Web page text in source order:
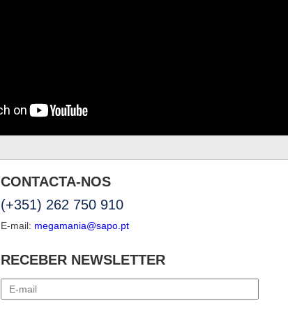
CONTACTA-NOS
(+351) 262 750 910
E-mail: megamania@sapo.pt
RECEBER NEWSLETTER